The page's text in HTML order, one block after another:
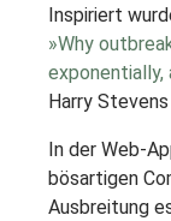
Inspiriert
»Why
Harry
In der Web-
bösartigen
Ausbreitung